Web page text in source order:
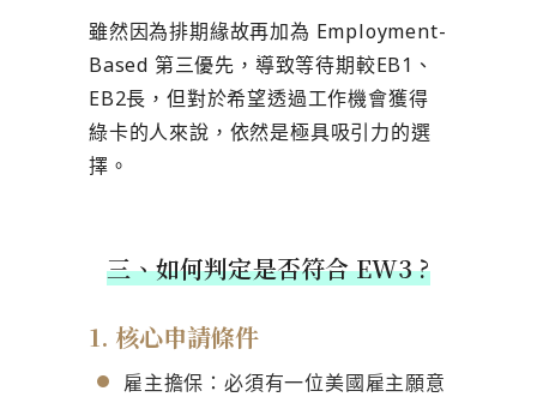
雖然因為排期緣故再加為 Employment-
Based 第三優先，導致等待期較EB1、
EB2長，但對於希望透過工作機會獲得
綠卡的人來說，依然是極具吸引力的選
擇。
三、如何判定是否符合 EW3 ?
1. 核心申請條件
雇主擔保：必須有一位美國雇主願意